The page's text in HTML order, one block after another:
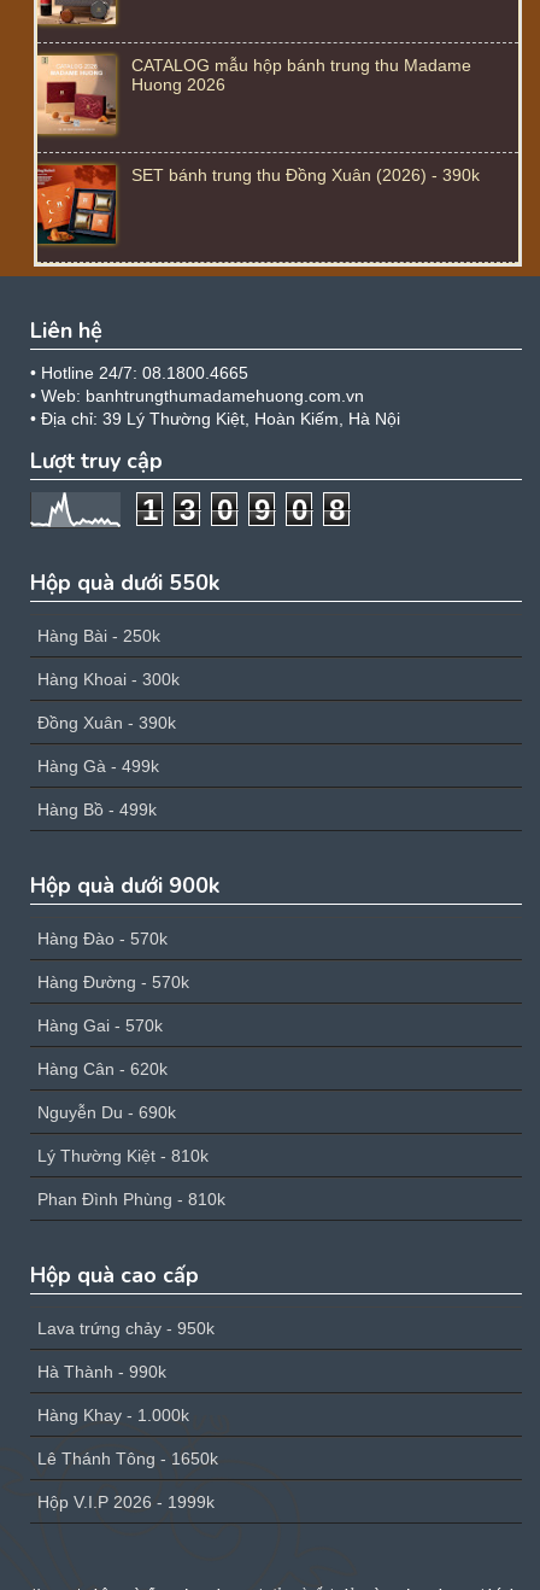
CATALOG mẫu hộp bánh trung thu Madame
Huong 2026
SET bánh trung thu Đồng Xuân (2026) - 390k
Liên hệ
• Hotline 24/7: 08.1800.4665
• Web: banhtrungthumadamehuong.com.vn
• Địa chỉ: 39 Lý Thường Kiệt, Hoàn Kiếm, Hà Nội
Lượt truy cập
1 3 0 9 0 8
Hộp quà dưới 550k
Hàng Bài - 250k
Hàng Khoai - 300k
Đồng Xuân - 390k
Hàng Gà - 499k
Hàng Bồ - 499k
Hộp quà dưới 900k
Hàng Đào - 570k
Hàng Đường - 570k
Hàng Gai - 570k
Hàng Cân - 620k
Nguyễn Du - 690k
Lý Thường Kiệt - 810k
Phan Đình Phùng - 810k
Hộp quà cao cấp
Lava trứng chảy - 950k
Hà Thành - 990k
Hàng Khay - 1.000k
Lê Thánh Tông - 1650k
Hộp V.I.P 2026 - 1999k